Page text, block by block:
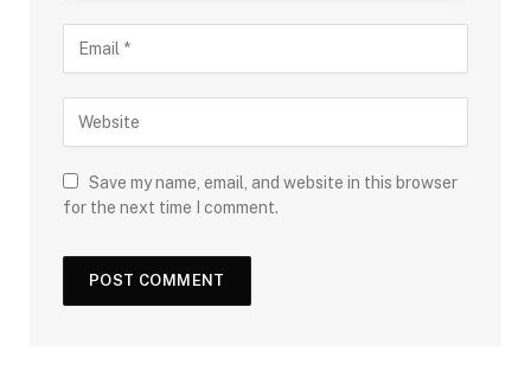
Save my name, email, and website in this browser
for the next time I comment.